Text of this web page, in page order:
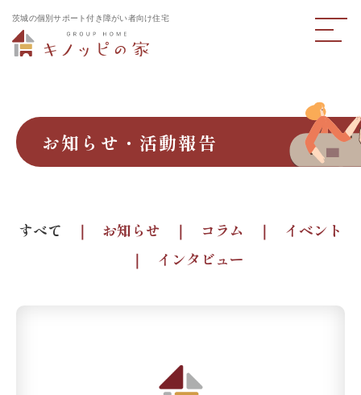
茨城の個別サポート付き障がい者向け住宅
お知らせ・活動報告
すべて お知らせ コラム
イベント
インタビュー